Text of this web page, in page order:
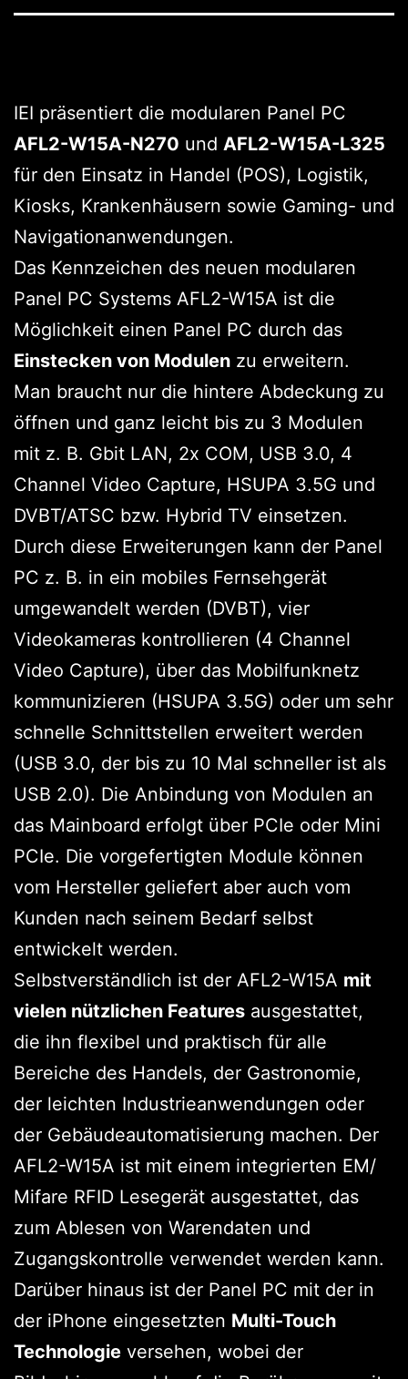
IEI präsentiert die modularen Panel PC
AFL2-W15A-N270 und AFL2-W15A-L325
für den Einsatz in Handel (POS), Logistik,
Kiosks, Krankenhäusern sowie Gaming- und
Navigationanwendungen.
Das Kennzeichen des neuen modularen
Panel PC Systems AFL2-W15A ist die
Möglichkeit einen Panel PC durch das
Einstecken von Modulen zu erweitern.
Man braucht nur die hintere Abdeckung zu
öffnen und ganz leicht bis zu 3 Modulen
mit z. B. Gbit LAN, 2x COM, USB 3.0, 4
Channel Video Capture, HSUPA 3.5G und
DVBT/ATSC bzw. Hybrid TV einsetzen.
Durch diese Erweiterungen kann der Panel
PC z. B. in ein mobiles Fernsehgerät
umgewandelt werden (DVBT), vier
Videokameras kontrollieren (4 Channel
Video Capture), über das Mobilfunknetz
kommunizieren (HSUPA 3.5G) oder um sehr
schnelle Schnittstellen erweitert werden
(USB 3.0, der bis zu 10 Mal schneller ist als
USB 2.0). Die Anbindung von Modulen an
das Mainboard erfolgt über PCIe oder Mini
PCIe. Die vorgefertigten Module können
vom Hersteller geliefert aber auch vom
Kunden nach seinem Bedarf selbst
entwickelt werden.
Selbstverständlich ist der AFL2-W15A mit
vielen nützlichen Features ausgestattet,
die ihn flexibel und praktisch für alle
Bereiche des Handels, der Gastronomie,
der leichten Industrieanwendungen oder
der Gebäudeautomatisierung machen. Der
AFL2-W15A ist mit einem integrierten EM/
Mifare RFID Lesegerät ausgestattet, das
zum Ablesen von Warendaten und
Zugangskontrolle verwendet werden kann.
Darüber hinaus ist der Panel PC mit der in
der iPhone eingesetzten Multi-Touch
Technologie versehen, wobei der